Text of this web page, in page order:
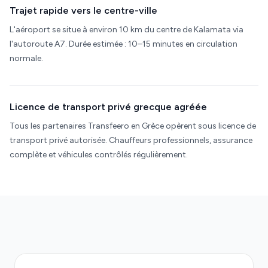
Trajet rapide vers le centre-ville
L'aéroport se situe à environ 10 km du centre de Kalamata via
l'autoroute A7. Durée estimée : 10–15 minutes en circulation
normale.
Licence de transport privé grecque agréée
Tous les partenaires Transfeero en Grèce opèrent sous licence de
transport privé autorisée. Chauffeurs professionnels, assurance
complète et véhicules contrôlés régulièrement.